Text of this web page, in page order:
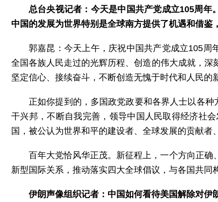
总台央视记者：今天是中国共产党成立105周
中国的发展为世界特别是全球南方提供了机遇和借
郭嘉昆：今天上午，庆祝中国共产党成立105
全国各族人民走过的光辉历程、创造的伟大成就，
坚定信心、接续奋斗，不断创造无愧于时代和人民的
正如你提到的，多国政党政要和各界人士以各
干兴邦，不断自我完善，领导中国人民取得经济社
国，被公认为世界和平的建设者、全球发展的贡献者
百年大党恰风华正茂。新征程上，一个方向正
新型国际关系，推动落实四大全球倡议，与各国共
伊朗声像组织记者：中国如何看待美国解除对